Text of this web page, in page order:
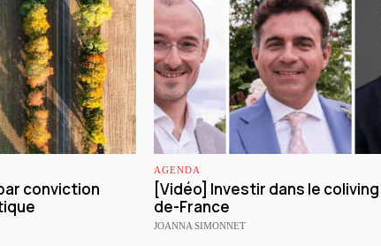
conviction
AGENDA
[Vidéo] Investir dans le coliving
de-France
JOANNA SIMONNET